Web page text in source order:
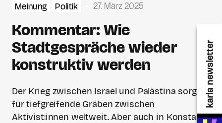
karla newsletter
Meinung Politik 27. März 2025
Kommentar: Wie
Stadtgespräche wieder
konstruktiv werden
Der Krieg zwischen Israel und Palästina sorgt
für tiefgreifende Gräben zwischen
Aktivist:innen weltweit. Aber auch in Konstanz.